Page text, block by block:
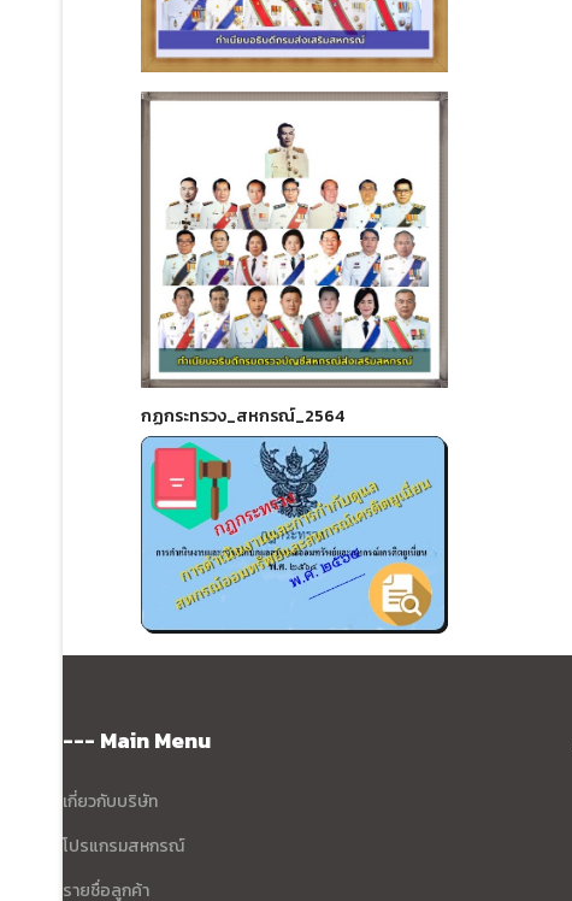
กฏกระทรวง_สหกรณ์_2564
--- Main Menu
เกี่ยวกับบริษัท
โปรแกรมสหกรณ์
รายชื่อลูกค้า